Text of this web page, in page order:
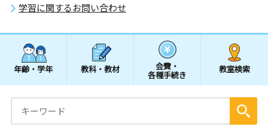
学習に関するお問い合わせ
年齢・学年 教科・教材 会費・
各種手続き
教室検索